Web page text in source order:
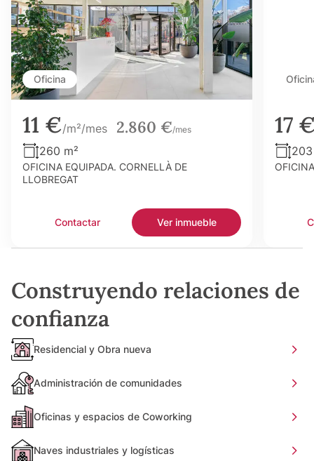
Oficina
11 €/m²/mes 2.860 €/mes
260 m²
OFICINA EQUIPADA. CORNELLÀ DE
LLOBREGAT
Contactar Ver inmueble
17
Construyendo relaciones de
confianza
Residencial y Obra nueva
Administración de comunidades
Oficinas y espacios de Coworking
Naves industriales y logísticas